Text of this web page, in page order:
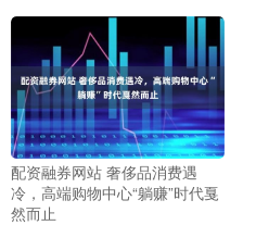
配资融券网站 奢侈品消费遇
冷，高端购物中心“躺赚”时代戛
然而止